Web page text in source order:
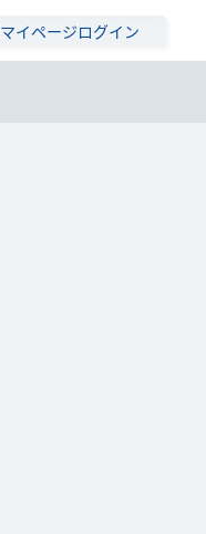
マイページログイン